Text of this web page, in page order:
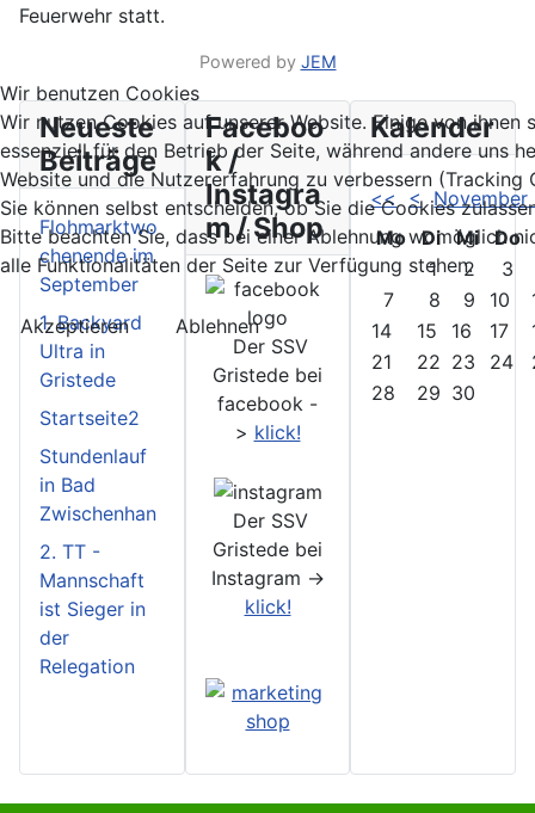
Feuerwehr statt.
Powered by JEM
Neueste
Beiträge
Flohmarktwo
chenende im
September
1. Backyard
Ultra in
Gristede
Startseite2
Stundenlauf
in Bad
Zwischenhan
2. TT -
Mannschaft
ist Sieger in
der
Relegation
Faceboo
k /
Instagra
m / Shop
Der SSV
Gristede bei
facebook -
> klick!
Der SSV
Gristede bei
Instagram ->
klick!
Kalender
<< <
Mo Di Mi Do
1 2 3
7
8 9 10
14
15 16 17
21
22 23 24
28
29 30
Wir benutzen Cookies
Wir nutzen Cookies auf unserer Website. Einige von ihnen
essenziell für den Betrieb der Seite, während andere uns
Website und die Nutzererfahrung zu verbessern (Tracking
Sie können selbst entscheiden, ob Sie die Cookies
Bitte beachten Sie, dass bei einer Ablehnung womöglich
alle Funktionalitäten der Seite zur Verfügung stehen.
Akzeptieren Ablehnen